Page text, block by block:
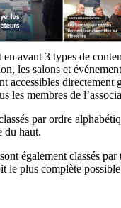
avant 3 types de
les salons et
accessibles directement
les membres de
par ordre
du haut.
également classés
le plus complète